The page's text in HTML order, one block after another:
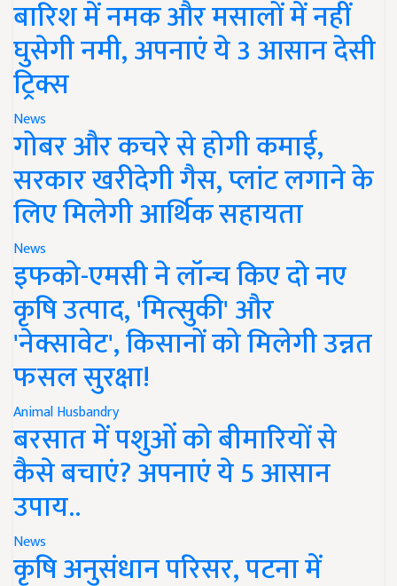
बारिश में नमक और मसालों में नहीं
घुसेगी नमी, अपनाएं ये 3 आसान देसी
ट्रिक्स
News
गोबर और कचरे से होगी कमाई,
सरकार खरीदेगी गैस, प्लांट लगाने के
लिए मिलेगी आर्थिक सहायता
News
इफको-एमसी ने लॉन्च किए दो नए
कृषि उत्पाद, 'मित्सुकी' और
'नेक्सावेट', किसानों को मिलेगी उन्नत
फसल सुरक्षा!
Animal Husbandry
बरसात में पशुओं को बीमारियों से
कैसे बचाएं? अपनाएं ये 5 आसान
उपाय..
News
कृषि अनुसंधान परिसर, पटना में